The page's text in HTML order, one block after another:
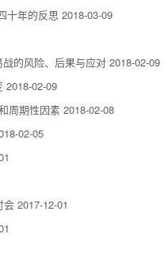
十年的反思 2018-03-09
战的风险、后果与应对 2018-02-09
2018-02-09
周期性因素 2018-02-08
02-05
会 2017-12-01